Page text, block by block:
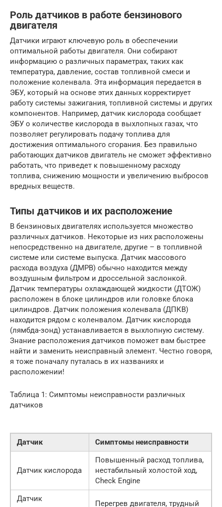
Роль датчиков в работе бензинового
двигателя
Датчики играют ключевую роль в обеспечении
оптимальной работы двигателя. Они собирают
информацию о различных параметрах, таких как
температура, давление, состав топливной смеси и
положение коленвала. Эта информация передается в
ЭБУ, который на основе этих данных корректирует
работу системы зажигания, топливной системы и других
компонентов. Например, датчик кислорода сообщает
ЭБУ о количестве кислорода в выхлопных газах, что
позволяет регулировать подачу топлива для
достижения оптимального сгорания. Без правильно
работающих датчиков двигатель не сможет эффективно
работать, что приведет к повышенному расходу
топлива, снижению мощности и увеличению выбросов
вредных веществ.
Типы датчиков и их расположение
В бензиновых двигателях используется множество
различных датчиков. Некоторые из них расположены
непосредственно на двигателе, другие – в топливной
системе или системе выпуска. Датчик массового
расхода воздуха (ДМРВ) обычно находится между
воздушным фильтром и дроссельной заслонкой.
Датчик температуры охлаждающей жидкости (ДТОЖ)
расположен в блоке цилиндров или головке блока
цилиндров. Датчик положения коленвала (ДПКВ)
находится рядом с коленвалом. Датчик кислорода
(лямбда-зонд) устанавливается в выхлопную систему.
Знание расположения датчиков поможет вам быстрее
найти и заменить неисправный элемент. Честно говоря,
я тоже поначалу путалась в их названиях и
расположении!
Таблица 1: Симптомы неисправности различных
датчиков
Датчик Симптомы неисправности
Датчик кислорода
Повышенный расход топлива,
нестабильный холостой ход,
Check Engine
Датчик
Перегрев двигателя, трудный